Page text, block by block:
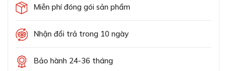
Miễn phí đóng gói sản phẩm
Nhận đổi trả trong 10 ngày
Bảo hành 24-36 tháng